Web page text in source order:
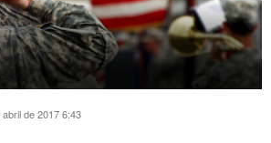
de 2017 6:43